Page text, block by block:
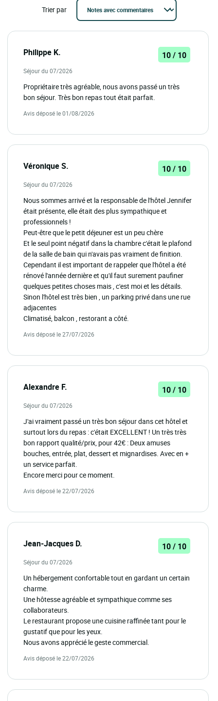
Trier par
Philippe K. 10 / 10
Séjour du 07/2026
Propriétaire très agréable, nous avons passé un très
bon séjour. Très bon repas tout était parfait.
Avis déposé le 01/08/2026
Véronique S. 10 / 10
Séjour du 07/2026
Nous sommes arrivé et la responsable de l'hôtel Jennifer
était présente, elle était des plus sympathique et
professionnels !
Peut-être que le petit déjeuner est un peu chère
Et le seul point négatif dans la chambre c'était le plafond
de la salle de bain qui n'avais pas vraiment de finition.
Cependant il est important de rappeler que l'hôtel a été
rénové l'année dernière et qu'il faut surement paufiner
quelques petites choses mais , c'est moi et les détails.
Sinon l'hôtel est très bien , un parking privé dans une rue
adjacentes
Climatisé, balcon , restorant a côté.
Avis déposé le 27/07/2026
Alexandre F. 10 / 10
Séjour du 07/2026
J'ai vraiment passé un très bon séjour dans cet hôtel et
surtout lors du repas : c'était EXCELLENT ! Un très très
bon rapport qualité/prix, pour 42€ : Deux amuses
bouches, entrée, plat, dessert et mignardises. Avec en +
un service parfait.
Encore merci pour ce moment.
Avis déposé le 22/07/2026
Jean-Jacques D. 10 / 10
Séjour du 07/2026
Un hébergement confortable tout en gardant un certain
charme.
Une hôtesse agréable et sympathique comme ses
collaborateurs.
Le restaurant propose une cuisine raffinée tant pour le
gustatif que pour les yeux.
Nous avons apprécié le geste commercial.
Avis déposé le 22/07/2026